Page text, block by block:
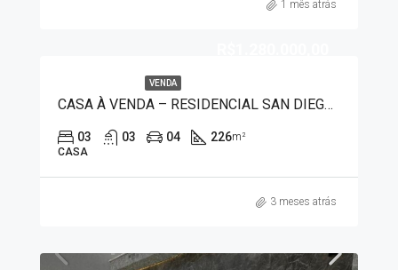
1 mês atrás
VENDA
CASA À VENDA – RESIDENCIAL SAN DIEGO 7482
03 03 04 226m²
CASA
3 meses atrás